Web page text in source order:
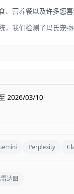
、营养餐以及许多您
，我们检测了玛氏宠
2026/03/10
Perplexity
达图